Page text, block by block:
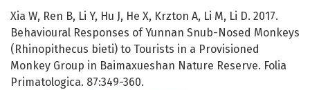
Xia W, Ren B, Li Y, Hu J, He X, Krzton A, Li M, Li D. 2017.
Behavioural Responses of Yunnan Snub-Nosed Monkeys
(Rhinopithecus bieti) to Tourists in a Provisioned
Monkey Group in Baimaxueshan Nature Reserve. Folia
Primatologica. 87:349-360.